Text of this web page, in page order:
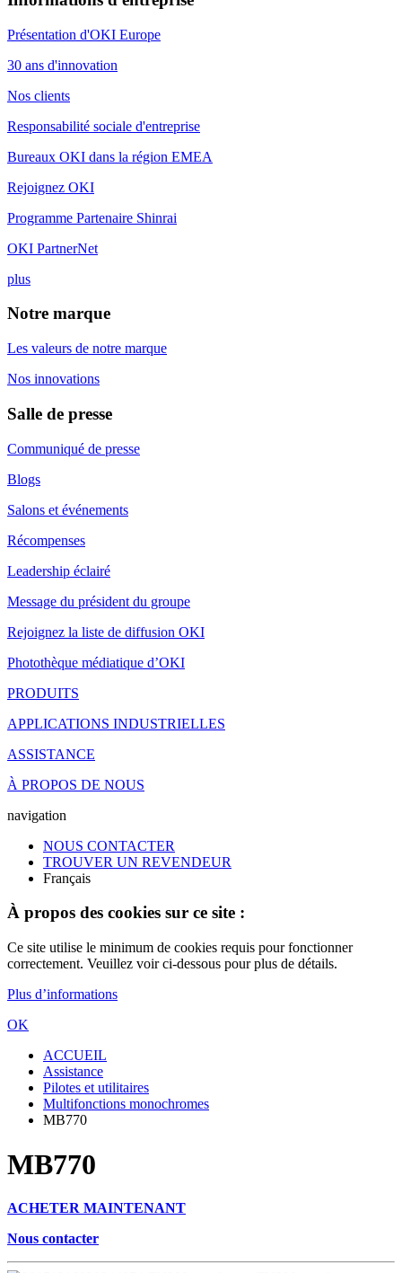
Présentation d'OKI Europe
30 ans d'innovation
Nos clients
Responsabilité sociale d'entreprise
Bureaux OKI dans la région EMEA
Rejoignez OKI
Programme Partenaire Shinrai
OKI PartnerNet
plus
Notre marque
Les valeurs de notre marque
Nos innovations
Salle de presse
Communiqué de presse
Blogs
Salons et événements
Récompenses
Leadership éclairé
Message du président du groupe
Rejoignez la liste de diffusion OKI
Photothèque médiatique d’OKI
PRODUITS
APPLICATIONS INDUSTRIELLES
ASSISTANCE
À PROPOS DE NOUS
navigation
NOUS CONTACTER
TROUVER UN REVENDEUR
Français
À propos des cookies sur ce site :
Ce site utilise le minimum de cookies requis pour fonctionner
correctement. Veuillez voir ci-dessous pour plus de détails.
Plus d’informations
OK
ACCUEIL
Assistance
Pilotes et utilitaires
Multifonctions monochromes
MB770
MB770
ACHETER MAINTENANT
Nous contacter